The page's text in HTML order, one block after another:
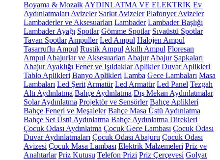
Boyama & Mozaik AYDINLATMA VE ELEKTRİK Ev
Aydınlatmaları Avizeler Sarkıt Avizeler Plafonyer Avizeler
Lambaderler ve Aksesuarları Lambader Lambader Başlığı
Lambader Ayağı Spotlar Gömme Spotlar Sıvaüstü Spotlar
Tavan Spotlar Ampuller Led Ampul Halojen Ampul
Tasarruflu Ampul Rustik Ampul Akıllı Ampul Floresan
Ampul Abajurlar ve Aksesuarları Abajur Abajur Şapkaları
Abajur Ayaklığı Fener ve Işıldaklar Aplikler Duvar Aplikleri
Tablo Aplikleri Banyo Aplikleri Lamba Gece Lambaları Masa
Lambaları Led Şerit Armatür Led Armatür Led Panel Tezgah
Altı Aydınlatma Bahçe Aydınlatma Dış Mekan Aydınlatmalar
Solar Aydınlatma Projektör ve Sensörler Bahçe Aplikleri
Bahçe Feneri ve Meşaleler Bahçe Masa Üstü Aydınlatma
Bahçe Set Üstü Aydınlatma Bahçe Aydınlatma Direkleri
Çocuk Odası Aydınlatma Çocuk Gece Lambası Çocuk Odası
Duvar Aydınlatmaları Çocuk Odası Abajuru Çocuk Odası
Avizesi Çocuk Masa Lambası Elektrik Malzemeleri Priz ve
Anahtarlar Priz Kutusu Telefon Prizi Priz Çerçevesi Golyat